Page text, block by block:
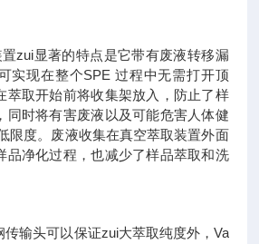
zui显著的特点是它带有废液转移漏
实现在整个SPE 过程中无需打开顶
萃取开始前将收集架放入，防止了样
同时将有害废液以及可能危害人体健
限度。废液收集在真空萃取装置外面
品净化过程，也减少了样品萃取和洗
传输头可以保证zui大萃取纯度外，Va